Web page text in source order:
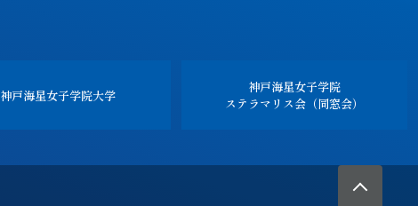
神戸海星女子学院大学
神戸海星女子学院
ステラマリス会（同窓会）